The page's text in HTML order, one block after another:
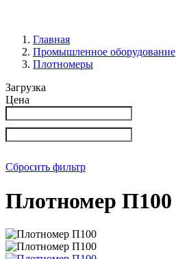
Главная
Промышленное оборудование
Плотномеры
Загрузка
Цена
Сбросить фильтр
Плотномер П100